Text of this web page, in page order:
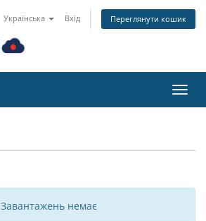
Українська Вхід Переглянути кошик
Завантажень немає